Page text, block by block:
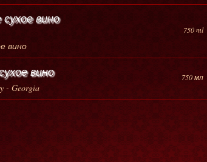
вино
вино
750 ml
вино
- Georgia
750 мл